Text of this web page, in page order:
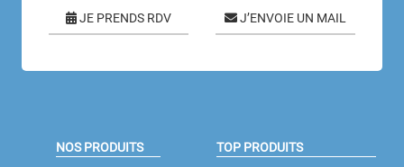
JE PRENDS RDV J’ENVOIE UN MAIL
NOS PRODUITS
TOP PRODUITS